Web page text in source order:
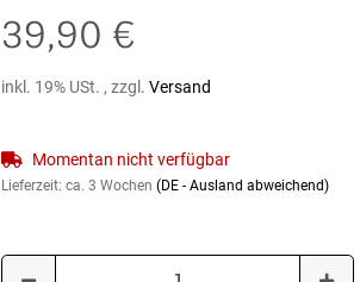
39,90 €
inkl. 19% USt. , zzgl. Versand
Momentan nicht verfügbar
Lieferzeit: ca. 3 Wochen (DE - Ausland abweichend)